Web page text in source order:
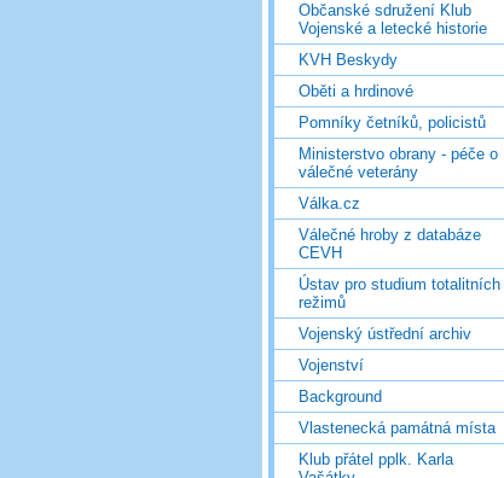
Občanské sdružení Klub
Vojenské a letecké historie
KVH Beskydy
Oběti a hrdinové
Pomníky četníků, policistů
Ministerstvo obrany - péče o
válečné veterány
Válka.cz
Válečné hroby z databáze
CEVH
Ústav pro studium totalitních
režimů
Vojenský ústřední archiv
Vojenství
Background
Vlastenecká památná místa
Klub přátel pplk. Karla